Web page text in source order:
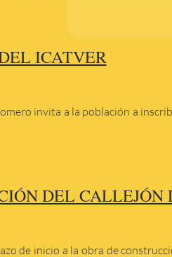
ICATVER
invita a la población a
DEL CALLEJÓN
de inicio a la obra de